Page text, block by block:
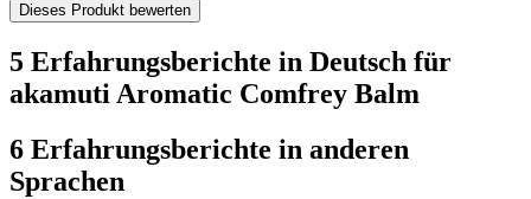
Dieses Produkt bewerten
5 Erfahrungsberichte in Deutsch für
akamuti Aromatic Comfrey Balm
6 Erfahrungsberichte in anderen
Sprachen